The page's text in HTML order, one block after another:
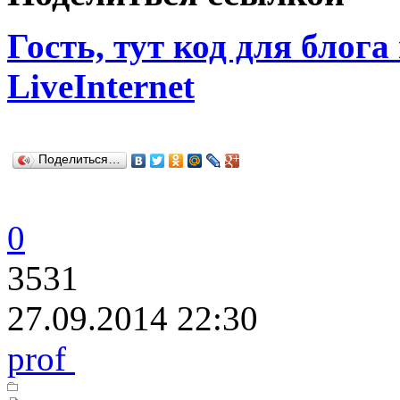
Гость, тут код для
LiveInternet
Поделиться…
0
3531
27.09.2014 22:30
prof